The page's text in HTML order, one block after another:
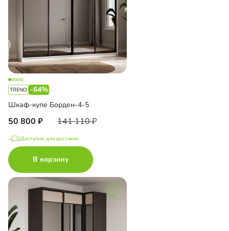
-64%
Шкаф-купе Борден-4-5
50 800 141 110
Доступно для доставки
В корзину